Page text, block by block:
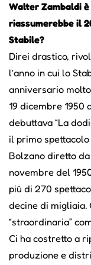
Walter Zambaldi
riassumerebbe il
Stabile?
Direi drastico,
l’anno in cui lo
anniversario
19 dicembre
debuttava “La
il primo
Bolzano diretto
novembre del
più di 270
decine di migliaia.
“straordinaria”
Ci ha costretto a
produzione e